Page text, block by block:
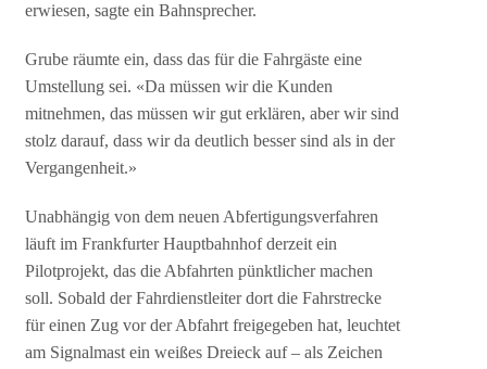
erwiesen, sagte ein Bahnsprecher.
Grube räumte ein, dass das für die Fahrgäste eine
Umstellung sei. «Da müssen wir die Kunden
mitnehmen, das müssen wir gut erklären, aber wir sind
stolz darauf, dass wir da deutlich besser sind als in der
Vergangenheit.»
Unabhängig von dem neuen Abfertigungsverfahren
läuft im Frankfurter Hauptbahnhof derzeit ein
Pilotprojekt, das die Abfahrten pünktlicher machen
soll. Sobald der Fahrdienstleiter dort die Fahrstrecke
für einen Zug vor der Abfahrt freigegeben hat, leuchtet
am Signalmast ein weißes Dreieck auf – als Zeichen